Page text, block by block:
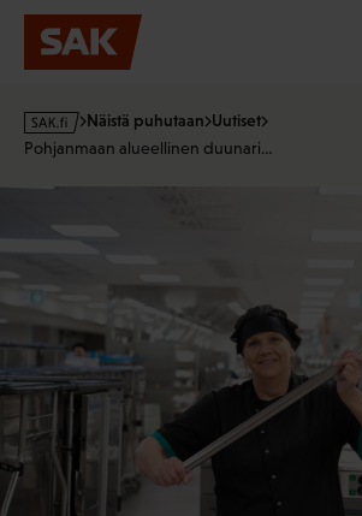
Hyppää
sisältöön
s
a
Näistä puhutaan Uutiset
Pohjanmaan alueellinen duunari…